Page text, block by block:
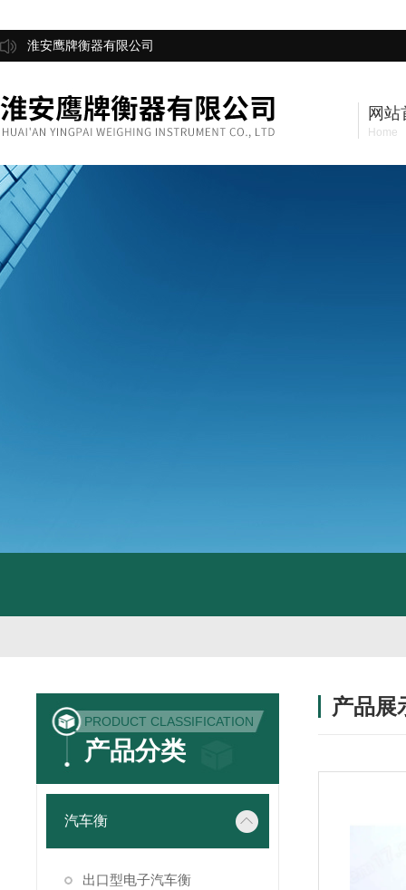
淮安鹰牌衡器有限公司
网站
Home
PRODUCT CLASSIFICATION
产品分类
汽车衡
出口型电子汽车衡
产品展